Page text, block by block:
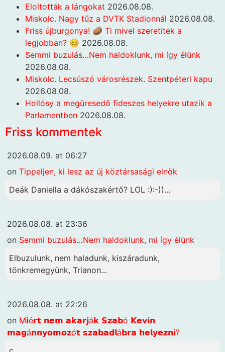
Eloltották a lángokat 2026.08.08.
Miskolc. Nagy tűz a DVTK Stadionnál 2026.08.08.
Friss újburgonya! 🥔 Ti mivel szeretitek a
legjobban? 😊 2026.08.08.
Semmi buzulás…Nem haldoklunk, mi így élünk
2026.08.08.
Miskolc. Lecsúszó városrészek. Szentpéteri kapu
2026.08.08.
Hollósy a megüresedő fideszes helyekre utazik a
Parlamentben 2026.08.08.
Friss kommentek
2026.08.09. at 06:27
on Tippeljen, ki lesz az új köztársasági elnök
Deák Daniella a dákószakértő? LOL :):-))...
2026.08.08. at 23:36
on Semmi buzulás…Nem haldoklunk, mi így élünk
Elbuzulunk, nem haladunk, kiszáradunk,
tönkremegyünk, Trianon...
2026.08.08. at 22:26
on M𝗶é𝗿𝘁 𝗻𝗲𝗺 𝗮𝗸𝗮𝗿𝗷á𝗸 𝗦𝘇𝗮𝗯ó 𝗞𝗲𝘃𝗶𝗻
𝗺𝗮𝗴á𝗻𝗻𝘆𝗼𝗺𝗼𝘇ó𝘁 𝘀𝘇𝗮𝗯𝗮𝗱𝗹á𝗯𝗿𝗮 𝗵𝗲𝗹𝘆𝗲𝘇𝗻𝗶?